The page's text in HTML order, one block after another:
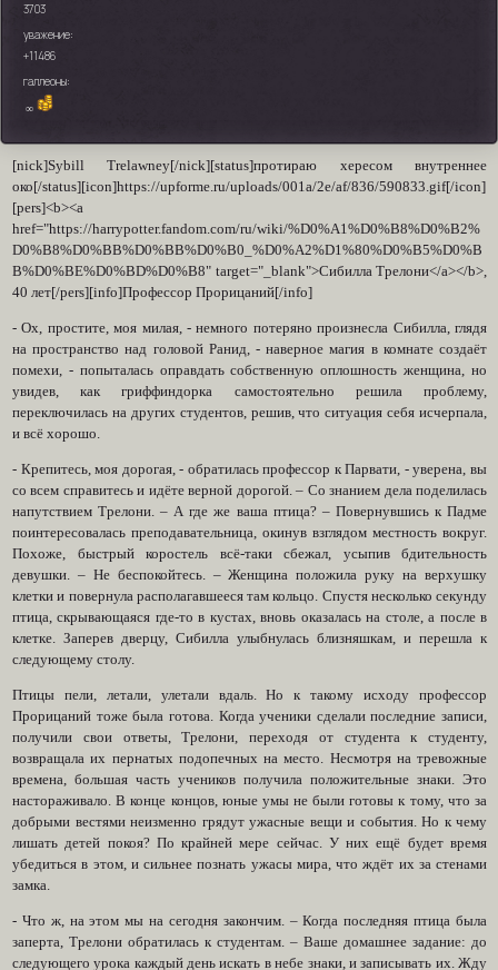
3703
уважение:
+11486
галлеоны:
∞
[nick]Sybill Trelawney[/nick][status]протираю хересом внутреннее
око[/status][icon]https://upforme.ru/uploads/001a/2e/af/836/590833.gif[/icon]
[pers]<b><a
href="https://harrypotter.fandom.com/ru/wiki/%D0%A1%D0%B8%D0%B2%
D0%B8%D0%BB%D0%BB%D0%B0_%D0%A2%D1%80%D0%B5%D0%B
B%D0%BE%D0%BD%D0%B8" target="_blank">Сибилла Трелони</a></b>,
40 лет[/pers][info]Профессор Прорицаний[/info]
- Ох, простите, моя милая, - немного потеряно произнесла Сибилла, глядя
на пространство над головой Ранид, - наверное магия в комнате создаёт
помехи, - попыталась оправдать собственную оплошность женщина, но
увидев, как гриффиндорка самостоятельно решила проблему,
переключилась на других студентов, решив, что ситуация себя исчерпала,
и всё хорошо.
- Крепитесь, моя дорогая, - обратилась профессор к Парвати, - уверена, вы
со всем справитесь и идёте верной дорогой. – Со знанием дела поделилась
напутствием Трелони. – А где же ваша птица? – Повернувшись к Падме
поинтересовалась преподавательница, окинув взглядом местность вокруг.
Похоже, быстрый коростель всё-таки сбежал, усыпив бдительность
девушки. – Не беспокойтесь. – Женщина положила руку на верхушку
клетки и повернула располагавшееся там кольцо. Спустя несколько секунду
птица, скрывающаяся где-то в кустах, вновь оказалась на столе, а после в
клетке. Заперев дверцу, Сибилла улыбнулась близняшкам, и перешла к
следующему столу.
Птицы пели, летали, улетали вдаль. Но к такому исходу профессор
Прорицаний тоже была готова. Когда ученики сделали последние записи,
получили свои ответы, Трелони, переходя от студента к студенту,
возвращала их пернатых подопечных на место. Несмотря на тревожные
времена, большая часть учеников получила положительные знаки. Это
настораживало. В конце концов, юные умы не были готовы к тому, что за
добрыми вестями неизменно грядут ужасные вещи и события. Но к чему
лишать детей покоя? По крайней мере сейчас. У них ещё будет время
убедиться в этом, и сильнее познать ужасы мира, что ждёт их за стенами
замка.
- Что ж, на этом мы на сегодня закончим. – Когда последняя птица была
заперта, Трелони обратилась к студентам. – Ваше домашнее задание: до
следующего урока каждый день искать в небе знаки, и записывать их. Жду